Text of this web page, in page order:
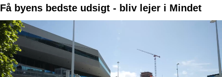
Få byens bedste udsigt - bliv lejer i Mindet